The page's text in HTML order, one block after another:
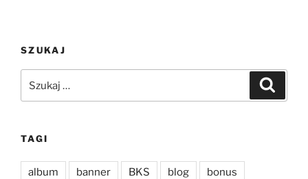
SZUKAJ
TAGI
album banner BKS blog bonus